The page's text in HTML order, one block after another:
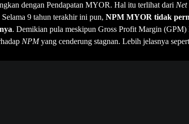
dengan Pendapatan MYOR. Hal itu terlihat dari Net
9 tahun terakhir ini pun, NPM MYOR tidak
. Demikian pula meskipun Gross Profit Margin
NPMyang cenderung stagnan. Lebih jelasnya